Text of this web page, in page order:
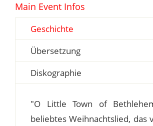
Main Event Infos
Geschichte
Übersetzung
Diskographie
"O Little Town of
beliebtes Weihnachtslied, das